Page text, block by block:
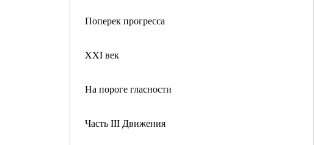
Поперек прогресса
XXI век
На пороге гласности
Часть III Движения